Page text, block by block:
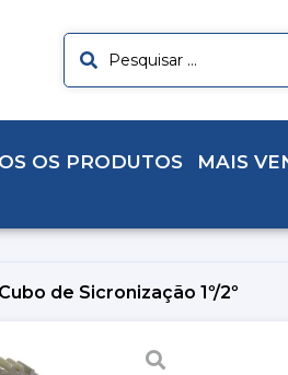
OS PRODUTOS MAIS
de Sicronização 1º/2º